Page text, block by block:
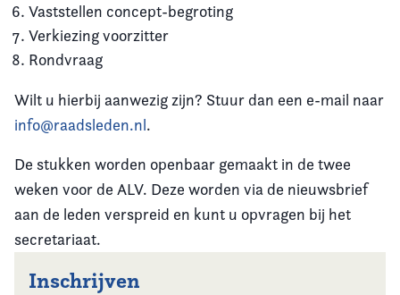
Vaststellen concept-begroting
Verkiezing voorzitter
Rondvraag
Wilt u hierbij aanwezig zijn? Stuur dan een e-mail naar
info@raadsleden.nl.
De stukken worden openbaar gemaakt in de twee
weken voor de ALV. Deze worden via de nieuwsbrief
aan de leden verspreid en kunt u opvragen bij het
secretariaat.
Inschrijven